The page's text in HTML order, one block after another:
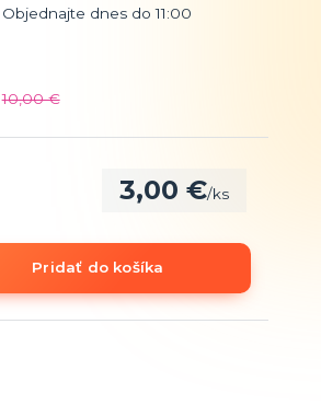
Objednajte dnes do 11:00
10,00 €
3,00 €/ks
Pridať do košíka